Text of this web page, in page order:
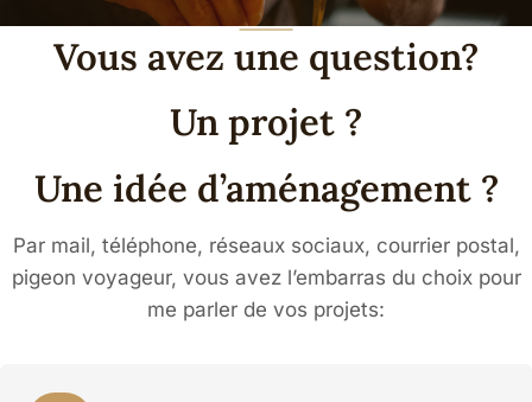
Vous avez une question?
Un projet ?
Une idée d’aménagement ?
Par mail, téléphone, réseaux sociaux, courrier postal,
pigeon voyageur, vous avez l’embarras du choix pour
me parler de vos projets: